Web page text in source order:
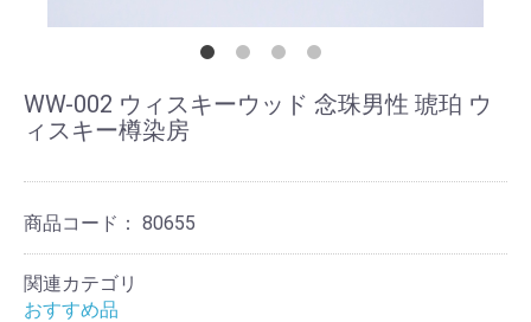
WW-002 ウィスキーウッド 念珠男性 琥珀 ウ
ィスキー樽染房
商品コード： 80655
関連カテゴリ
おすすめ品